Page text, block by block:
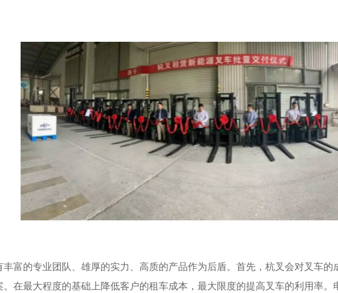
富的专业团队、雄厚的实力、高质的产品作为后盾。首先，杭叉会对叉车
。在最大程度的基础上降低客户的租车成本，最大限度的提高叉车的利用率